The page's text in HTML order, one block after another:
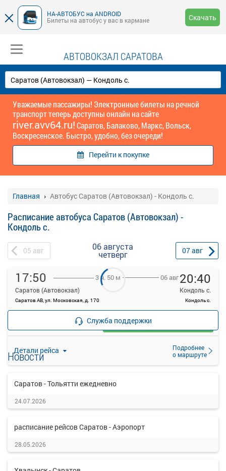
НА-АВТОБУС на ANDROID
Билеты на автобус у вас в кармане
Скачать
АВТОВОКЗАЛ САРАТОВА
Уважаемые пассажиры! Электронные билеты на речной
транспорт теперь доступны онлайн на сайте
river.avv64.ru!Саратов, Балаково, Маркс, Вольск,
Воскресенское. Быстро, удобно, без очереди!
Перейти к покупке
Главная Автобус Саратов (Автовокзал) - Кондоль с.
Расписание автобуса Саратов (Автовокзал) -
Кондоль с.
05 авг 06 августа
четверг 07авг
17:50
Саратов (Автовокзал)
Саратов АВ, ул. Московская, д. 170
3 ч. 50 м 06 авг20:40
Кондоль с.
Кондоль с.
Детали рейса
Подробнее
о маршруте
—
Загрузить цену
Служба поддержки
Новости
Саратов - Тольятти ежедневно
24.07.2026
расписание рейсов Саратов - Аэропорт
28.05.2026